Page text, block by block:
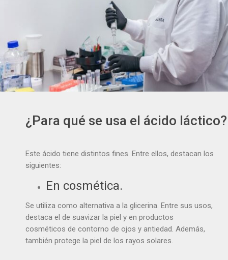
¿Para qué se usa el ácido láctico?
Este ácido tiene distintos fines. Entre ellos, destacan los
siguientes:
En cosmética.
Se utiliza como alternativa a la glicerina. Entre sus usos,
destaca el de suavizar la piel y en productos
cosméticos de contorno de ojos y antiedad. Además,
también protege la piel de los rayos solares.